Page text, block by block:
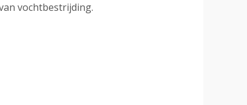
vochtbestrijding.